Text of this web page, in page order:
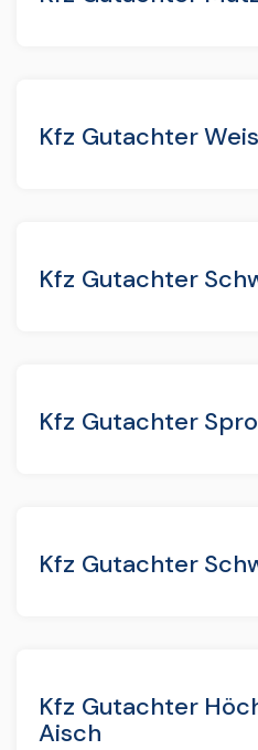
Kfz Gutachter
Kfz Gutachter
Kfz Gutachter
Kfz Gutachter
Kfz Gutachter
Aisch